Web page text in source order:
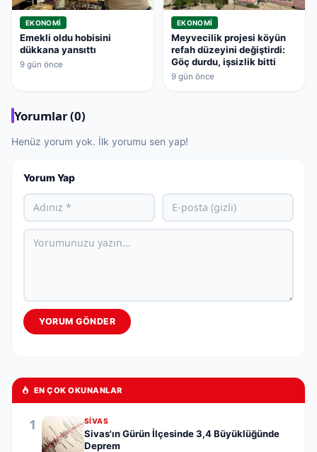
EKONOMI
Emekli oldu hobisini
dükkana yansıttı
9 gün önce
EKONOMI
Meyvecilik projesi köyün
refah düzeyini değiştirdi:
Göç durdu, işsizlik bitti
9 gün önce
Yorumlar (0)
Henüz yorum yok. İlk yorumu sen yap!
Yorum Yap
YORUM GÖNDER
EN ÇOK OKUNANLAR
1 SIVAS
Sivas'ın Gürün İlçesinde 3,4 Büyüklüğünde
Deprem